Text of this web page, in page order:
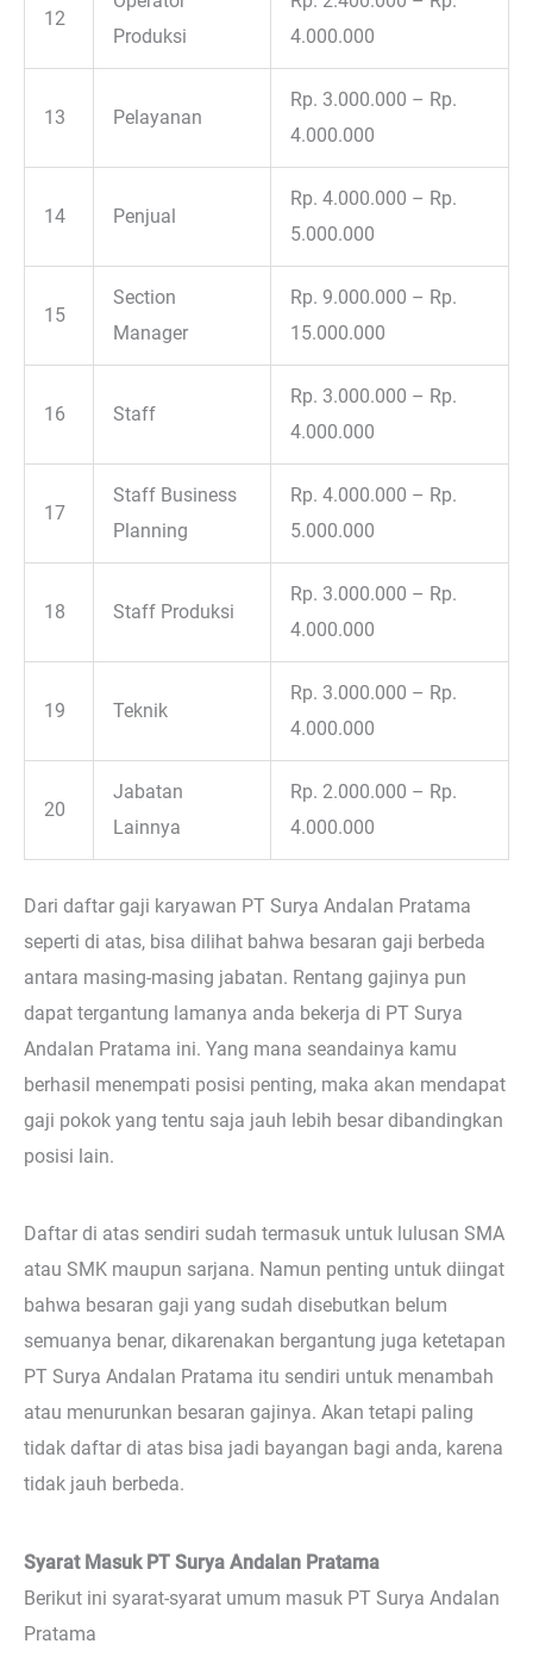
12
Produksi
4.000.000
13 Pelayanan
Rp. 3.000.000 – Rp.
4.000.000
14 Penjual
Rp. 4.000.000 – Rp.
5.000.000
15
Section
Manager
Rp. 9.000.000 – Rp.
15.000.000
16 Staff
Rp. 3.000.000 – Rp.
4.000.000
17
Staff Business
Planning
Rp. 4.000.000 – Rp.
5.000.000
18 Staff Produksi
Rp. 3.000.000 – Rp.
4.000.000
19 Teknik
Rp. 3.000.000 – Rp.
4.000.000
20
Jabatan
Lainnya
Rp. 2.000.000 – Rp.
4.000.000
Dari daftar gaji karyawan PT Surya Andalan Pratama
seperti di atas, bisa dilihat bahwa besaran gaji berbeda
antara masing-masing jabatan. Rentang gajinya pun
dapat tergantung lamanya anda bekerja di PT Surya
Andalan Pratama ini. Yang mana seandainya kamu
berhasil menempati posisi penting, maka akan mendapat
gaji pokok yang tentu saja jauh lebih besar dibandingkan
posisi lain.
Daftar di atas sendiri sudah termasuk untuk lulusan SMA
atau SMK maupun sarjana. Namun penting untuk diingat
bahwa besaran gaji yang sudah disebutkan belum
semuanya benar, dikarenakan bergantung juga ketetapan
PT Surya Andalan Pratama itu sendiri untuk menambah
atau menurunkan besaran gajinya. Akan tetapi paling
tidak daftar di atas bisa jadi bayangan bagi anda, karena
tidak jauh berbeda.
Syarat Masuk PT Surya Andalan Pratama
Berikut ini syarat-syarat umum masuk PT Surya Andalan
Pratama